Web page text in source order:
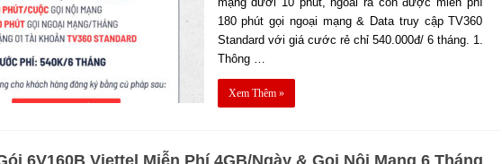
180 phút gọi ngoại mạng & Data truy cập TV360
Standard với giá cước rẻ chỉ 540.000đ/ 6 tháng. 1.
Thông …
Xem Thêm »